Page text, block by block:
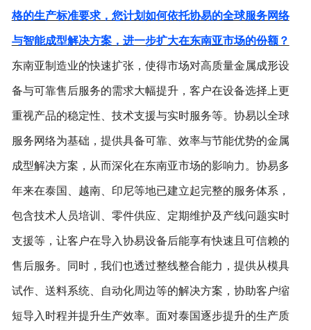
格的生产标准要求，您计划如何依托协易的全球服务网络
与智能成型解决方案，进一步扩大在东南亚市场的份额？
东南亚制造业的快速扩张，使得市场对高质量金属成形设
备与可靠售后服务的需求大幅提升，客户在设备选择上更
重视产品的稳定性、技术支援与实时服务等。协易以全球
服务网络为基础，提供具备可靠、效率与节能优势的金属
成型解决方案，从而深化在东南亚市场的影响力。协易多
年来在泰国、越南、印尼等地已建立起完整的服务体系，
包含技术人员培训、零件供应、定期维护及产线问题实时
支援等，让客户在导入协易设备后能享有快速且可信赖的
售后服务。同时，我们也透过整线整合能力，提供从模具
试作、送料系统、自动化周边等的解决方案，协助客户缩
短导入时程并提升生产效率。面对泰国逐步提升的生产质